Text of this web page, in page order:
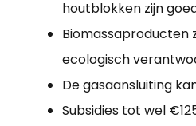
houtblokken zijn
Biomassaproducten
ecologisch
De gasaansluiting
Subsidies tot wel